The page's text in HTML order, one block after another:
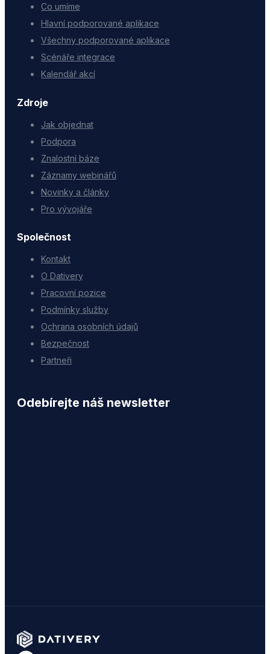
Co umíme
Hlavní podporované aplikace
Všechny podporované aplikace
Scénáře integrace
Kalendář akcí
Zdroje
Jak objednat
Podpora
Znalostní báze
Záznamy webinářů
Novinky a články
Pro vývojáře
Společnost
Kontakt
O Dativery
Pracovní pozice
Podmínky služby
Ochrana osobních údajů
Bezpečnost
Partneři
Odebírejte náš newsletter